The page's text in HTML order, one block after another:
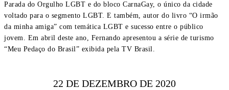
Parada do Orgulho LGBT e do bloco CarnaGay, o único da cidade
voltado para o segmento LGBT. E também, autor do livro “O irmão
da minha amiga” com temática LGBT e sucesso entre o público
jovem. Em abril deste ano, Fernando apresentou a série de turismo
“Meu Pedaço do Brasil” exibida pela TV Brasil.
22 DE DEZEMBRO DE 2020